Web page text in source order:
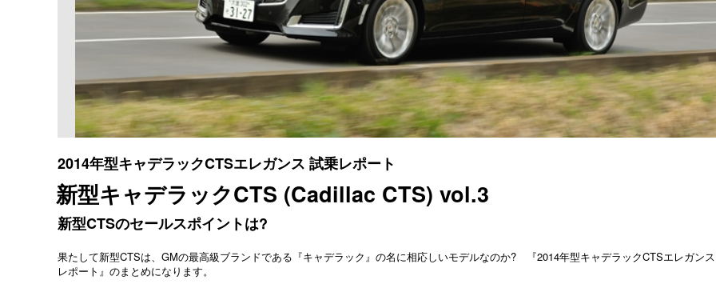
2014年型キャデラックCTSエレガンス 試乗レポート
新型キャデラックCTS (Cadillac CTS) vol.3
新型CTSのセールスポイントは?
果たして新型CTSは、GMの最高級ブランドである『キャデラック』の名に相応しいモデルなのか? 『2014年型キャデラックCTSエレガン
レポート』のまとめになります。